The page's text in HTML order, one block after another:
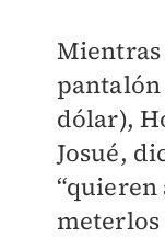
dólar),
Josué,
“quieren
meterlos